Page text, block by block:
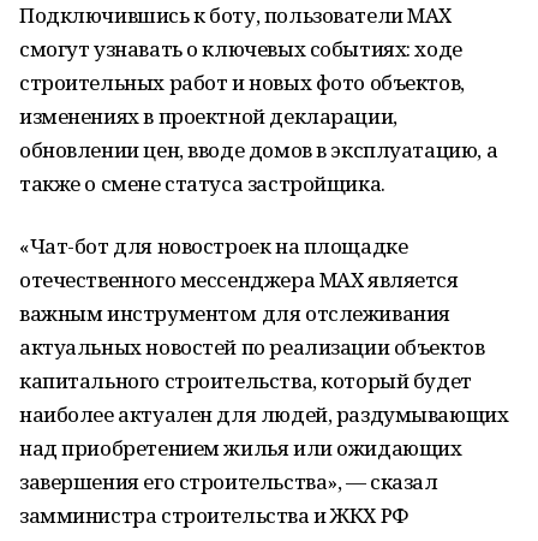
Подключившись к боту, пользователи MAX
смогут узнавать о ключевых событиях: ходе
строительных работ и новых фото объектов,
изменениях в проектной декларации,
обновлении цен, вводе домов в эксплуатацию, а
также о смене статуса застройщика.
«Чат-бот для новостроек на площадке
отечественного мессенджера MAX является
важным инструментом для отслеживания
актуальных новостей по реализации объектов
капитального строительства, который будет
наиболее актуален для людей, раздумывающих
над приобретением жилья или ожидающих
завершения его строительства», — сказал
замминистра строительства и ЖКХ РФ